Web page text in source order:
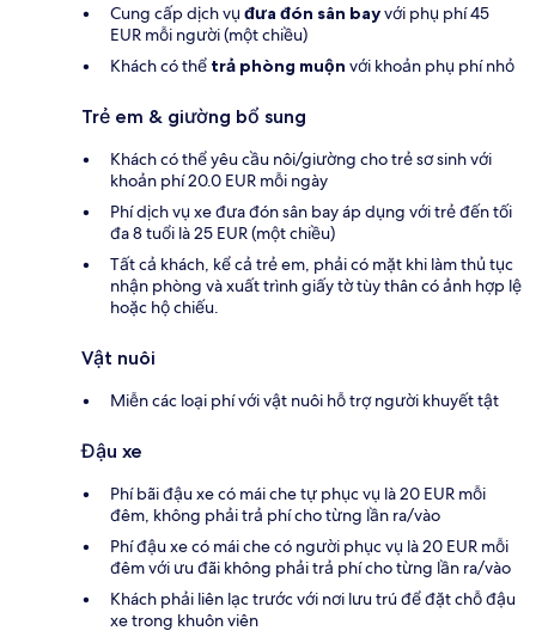
Cung cấp dịch vụ đưa đón sân bayvới phụ phí 45
EUR mỗi người (một chiều)
Khách có thể trả phòng muộn với khoản phụ phí nhỏ
Trẻ em & giường bổ sung
Khách có thể yêu cầu nôi/giường cho trẻ sơ sinh với
khoản phí 20.0 EUR mỗi ngày
Phí dịch vụ xe đưa đón sân bay áp dụng với trẻ đến tối
đa 8 tuổi là 25 EUR (một chiều)
Tất cả khách, kể cả trẻ em, phải có mặt khi làm thủ tục
nhận phòng và xuất trình giấy tờ tùy thân có ảnh hợp lệ
hoặc hộ chiếu.
Vật nuôi
Miễn các loại phí với vật nuôi hỗ trợ người khuyết tật
Đậu xe
Phí bãi đậu xe có mái che tự phục vụ là 20 EUR mỗi
đêm, không phải trả phí cho từng lần ra/vào
Phí đậu xe có mái che có người phục vụ là 20 EUR mỗi
đêm với ưu đãi không phải trả phí cho từng lần ra/vào
Khách phải liên lạc trước với nơi lưu trú để đặt chỗ đậu
xe trong khuôn viên